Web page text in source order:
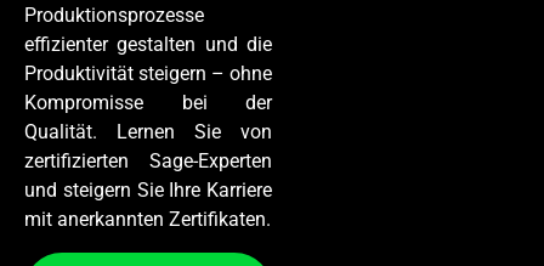
Produktionsprozesse
effizienter gestalten und die
Produktivität steigern – ohne
Kompromisse bei der
Qualität. Lernen Sie von
zertifizierten Sage-Experten
und steigern Sie Ihre Karriere
mit anerkannten Zertifikaten.